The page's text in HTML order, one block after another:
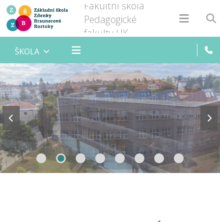
Fakultní škola
Pedagogické
fakulty UK
ŠKOLA